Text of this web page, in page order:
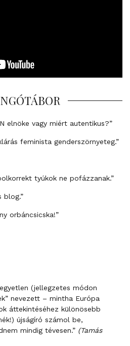
elnöke vagy miért autentikus?”
feminista genderszörnyeteg.”
tyúkok ne pofázzanak.”
blog.”
orbáncsicska!”
(jellegzetes módon
nevezett – mintha Európa
áttekintéséhez különösebb
újságíró számol be,
mindig tévesen.” (Tamás